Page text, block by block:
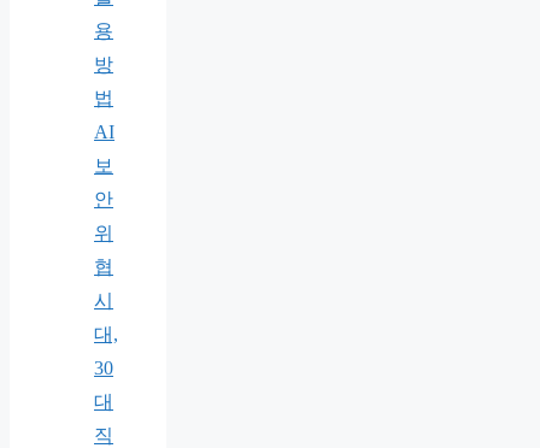
용
방
법
AI
보
안
위
협
시
대,
30
대
직